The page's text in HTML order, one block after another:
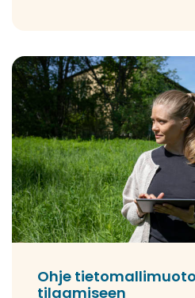
Ohje
tilaamiseen